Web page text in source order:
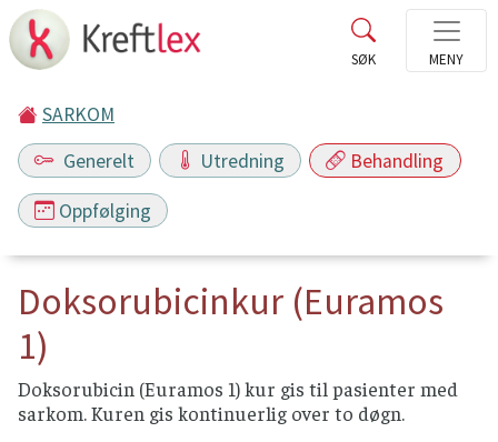
SARKOM
Generelt
Utredning Behandling
Oppfølging
Doksorubicinkur (Euramos
1)
Doksorubicin (Euramos 1) kur gis til pasienter med
sarkom. Kuren gis kontinuerlig over to døgn.